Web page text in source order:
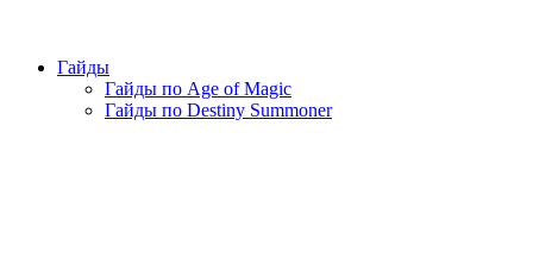
Гайды
Гайды по Age of Magic
Гайды по Destiny Summoner